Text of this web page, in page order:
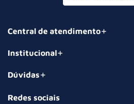
Central de atendimento
Institucional
Dúvidas
Redes sociais